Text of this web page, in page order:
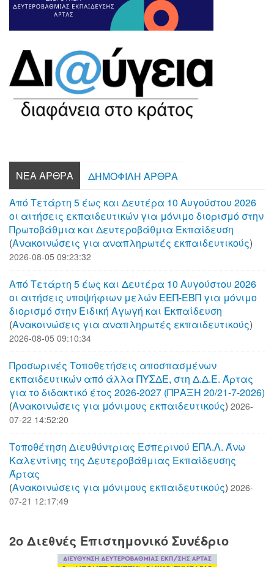
ΝΈΑ ΆΡΘΡΑ
ΔΗΜΟΦΙΛΉ ΆΡΘΡΑ
Από Τετάρτη 5 έως και Δευτέρα 10 Αυγούστου 2026
οι αιτήσεις εκπαιδευτικών για μόνιμο διορισμό στην
Πρωτοβάθμια και Δευτεροβάθμια Εκπαίδευση
(Aνακοινώσεις για αναπληρωτές εκπαιδευτικούς)
2026-08-05 09:23:32
Από Τετάρτη 5 έως και Δευτέρα 10 Αυγούστου 2026
οι αιτήσεις υποψήφιων μελών ΕΕΠ-ΕΒΠ για μόνιμο
διορισμό στην Ειδική Αγωγή και Εκπαίδευση
(Aνακοινώσεις για αναπληρωτές εκπαιδευτικούς)
2026-08-05 09:10:34
Προσωρινές Τοποθετήσεις αποσπασμένων
εκπαιδευτικών από άλλα ΠΥΣΔΕ, στη Δ.Δ.Ε. Άρτας
για το διδακτικό έτος 2026-2027 (ΠΡΑΞΗ 20/21-7-2026)
(Aνακοινώσεις για μόνιμους εκπαιδευτικούς) 2026-
07-22 14:52:20
Τοποθέτηση Διευθύντριας Εσπερινού ΕΠΑ.Λ. Άνω
Καλεντίνης της Δευτεροβάθμιας Εκπαίδευσης
Άρτας
(Aνακοινώσεις για μόνιμους εκπαιδευτικούς) 2026-
07-21 12:17:49
2o Διεθνές Επιστημονικό Συνέδριο